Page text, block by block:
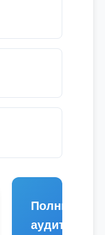
Полный
аудит